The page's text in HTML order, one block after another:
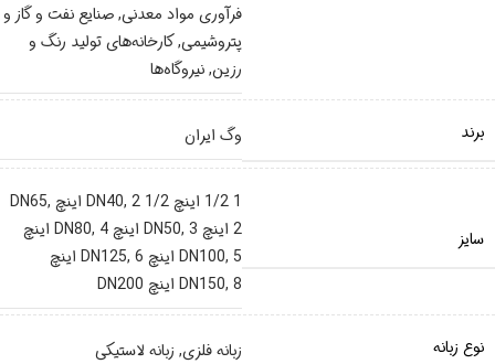
فرآوری مواد معدنی,صنایع نفت و گاز و
پتروشیمی,کارخانه‌های تولید رنگ و
رزین,نیروگاه‌ها
برند وگ ایران
سایز
1 1/2 اینچ DN40 , 2 1/2 اینچ DN65
,
2 اینچ DN50
, 3 اینچ DN80 ,
4 اینچ
DN100, 5 اینچ DN125 ,
6 اینچ
DN150, 8 اینچ DN200
نوع زبانه زبانه فلزی, زبانه لاستیکی